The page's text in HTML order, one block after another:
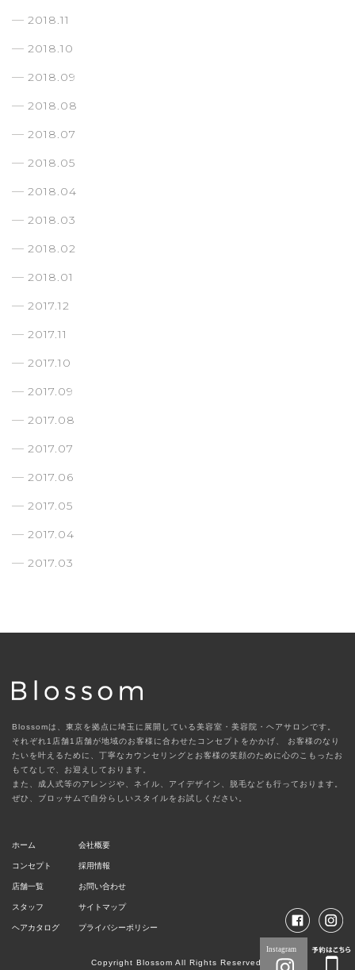
2018.11
2018.10
2018.09
2018.08
2018.07
2018.05
2018.04
2018.03
2018.02
2018.01
2017.12
2017.11
2017.10
2017.09
2017.08
2017.07
2017.06
2017.05
2017.04
2017.03
Blossomは、東京を拠点に埼玉に展開している美容室・美容院・ヘアサロンです。
それぞれ1店舗1店舗が地域のお客様に合わせたコンセプトをかかげ、
お客様のなり
たいを叶えるために、丁寧なカウンセリングとお客様の笑顔のために心のこもったお
もてなしで、お迎えしております。
また、成人式等のアレンジや、ネイル、アイデザイン、脱毛なども行っております。
ぜひ、ブロッサムで自分らしいスタイルをお試しください。
ホーム
コンセプト
店舗一覧
スタッフ
ヘアカタログ
会社概要
採用情報
お問い合わせ
サイトマップ
プライバシーポリシー
Copyright Blossom All Rights Reserved.